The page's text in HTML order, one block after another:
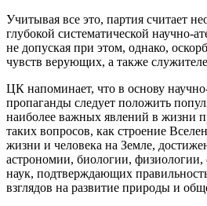
Учитывая все это, партия считает
глубокой систематической научно-
не допуская при этом, однако,
чувств верующих, а также
ЦК напоминает, что в основу
пропаганды следует положить
наиболее важных явлений в жизни
таких вопросов, как строение
жизни и человека на Земле,
астрономии, биологии,
наук, подтверждающих
взглядов на развитие природы и